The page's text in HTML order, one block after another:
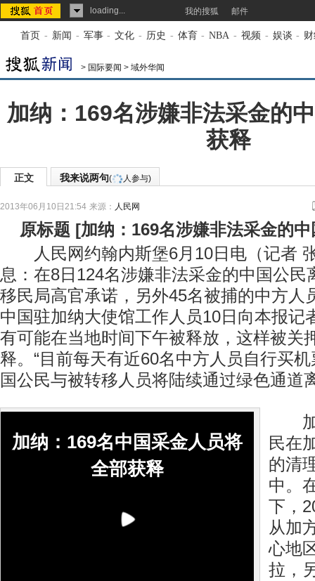
loading... 我的搜狐 邮件
首页 - 新闻 - 军事 - 文化 - 历史 - 体育 - NBA - 视频 - 娱谈 -
> 国际要闻 > 域外华闻
加纳：169名涉嫌非法采金的
获释
正文 我来说两句( 人参与)
2013年06月10日21:54 来源： 人民网
原标题 [加纳：169名涉嫌非法采金的
人民网约翰内斯堡6月10日电（记者
息：在8日124名涉嫌非法采金的中国公民
移民局高官承诺，另外45名被捕的中方人
中国驻加纳大使馆工作人员10日向本报记
有可能在当地时间下午被释放，这样被关
释。“目前每天有近60名中方人员自行买
国公民与被转移人员将陆续通过绿色通道
加纳：169名中国采金人员将
全部获释
加
民在
的清
中。
下，
从加
心地
拉，